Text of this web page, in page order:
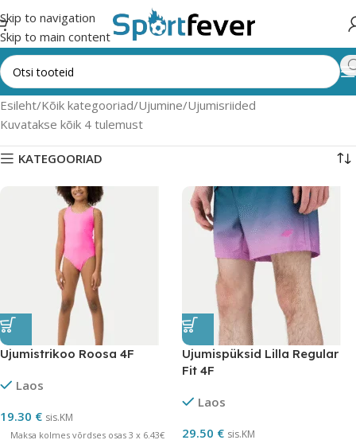
Skip to navigation
Skip to main content
Esileht Kõik kategooriad Ujumine Ujumisriided
Kuvatakse kõik 4 tulemust
KATEGOORIAD
Ujumistrikoo Roosa 4F
Laos
19.30 € sis.KM
Maksa kolmes võrdses osas 3 x 6.43€
Ujumispüksid Lilla Regular
Fit 4F
Laos
29.50 € sis.KM